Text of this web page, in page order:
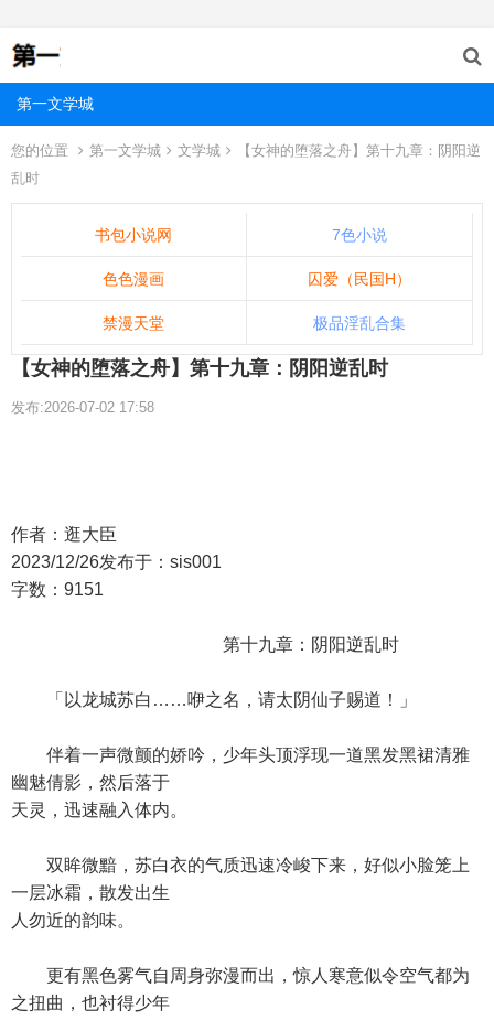
第一文学城
您的位置 第一文学城 文学城
【女神的堕落之舟】第十九章：阴阳逆
乱时
书包小说网 7色小说
色色漫画 囚爱（民国H）
禁漫天堂 极品淫乱合集
【女神的堕落之舟】第十九章：阴阳逆乱时
发布:2026-07-02 17:58
作者：逛大臣
2023/12/26发布于：sis001
字数：9151
第十九章：阴阳逆乱时
「以龙城苏白……咿之名，请太阴仙子赐道！」
伴着一声微颤的娇吟，少年头顶浮现一道黑发黑裙清雅
幽魅倩影，然后落于
天灵，迅速融入体内。
双眸微黯，苏白衣的气质迅速冷峻下来，好似小脸笼上
一层冰霜，散发出生
人勿近的韵味。
更有黑色雾气自周身弥漫而出，惊人寒意似令空气都为
之扭曲，也衬得少年